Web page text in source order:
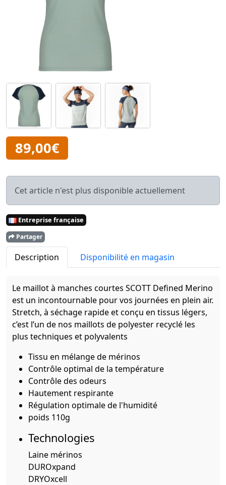
89,00€
Cet article n'est plus disponible actuellement
Entreprise française
Partager
Description Disponibilité en magasin
Le maillot à manches courtes SCOTT Defined Merino
est un incontournable pour vos journées en plein air.
Stretch, à séchage rapide et conçu en tissus légers,
c’est l’un de nos maillots de polyester recyclé les
plus techniques et polyvalents
Tissu en mélange de mérinos
Contrôle optimal de la température
Contrôle des odeurs
Hautement respirante
Régulation optimale de l'humidité
poids 110g
Technologies
Laine mérinos
DUROxpand
DRYOxcell